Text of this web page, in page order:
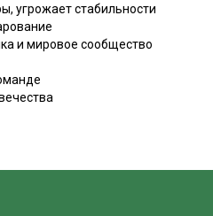
угрожает стабильности
и мировое сообщество